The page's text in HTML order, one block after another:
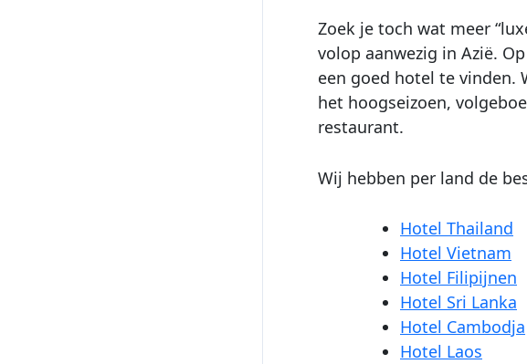
Zoek je toch wat meer
volop aanwezig in Azië.
een goed hotel te vinden.
het hoogseizoen,
restaurant.
Wij hebben per land de
Hotel Thailand
Hotel Vietnam
Hotel Filipijnen
Hotel Sri Lanka
Hotel Cambodja
Hotel Laos